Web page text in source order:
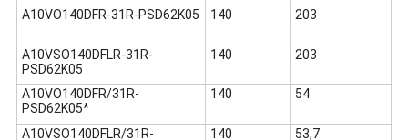
A10VO140DFR-31R-PSD62K05 140 203
A10VSO140DFLR-31R-
PSD62K05
140 203
A10VO140DFR/31R-
PSD62K05*
140 54
A10VSO140DFLR/31R-
140 53,7